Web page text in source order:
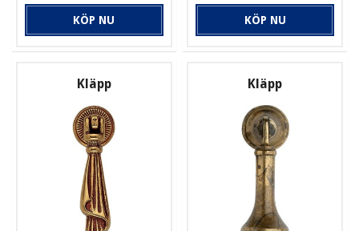
KÖP NU KÖP NU
Kläpp Kläpp